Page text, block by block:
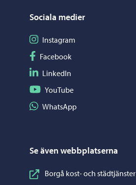
Sociala medier
Följ på Instagram
Instagram
Följ på Facebook
Facebook
Följ på LinkedIn
LinkedIn
Följ på YouTube
YouTube
Dela på WhatsApp
WhatsApp
Se även webbplatserna
Borgå kost- och städtjänster